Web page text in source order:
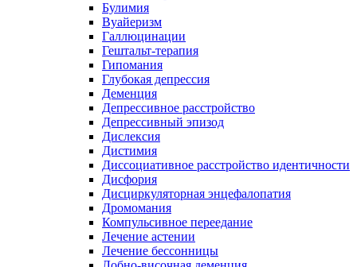
Булимия
Вуайеризм
Галлюцинации
Гештальт-терапия
Гипомания
Глубокая депрессия
Деменция
Депрессивное расстройство
Депрессивный эпизод
Дислексия
Дистимия
Диссоциативное расстройство идентичности
Дисфория
Дисциркуляторная энцефалопатия
Дромомания
Компульсивное переедание
Лечение астении
Лечение бессонницы